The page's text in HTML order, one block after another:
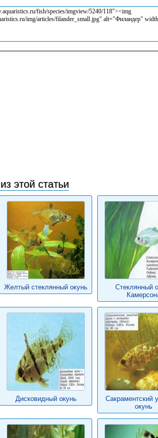
этой статьи
Желтый стеклянный окунь
Стеклянный
Дисковидный окунь
Сакраментский
окунь